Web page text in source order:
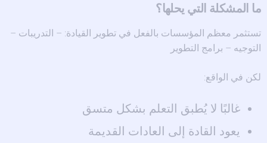
ما المشكلة التي يحلها؟
تستثمر معظم المؤسسات بالفعل في تطوير القيادة: – التدريبات –
التوجيه – برامج التطوير
لكن في الواقع:
غالبًا لا يُطبق التعلم بشكل متسق
يعود القادة إلى العادات القديمة